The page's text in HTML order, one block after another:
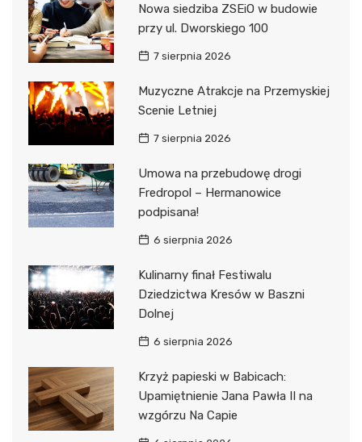
Nowa siedziba ZSEiO w budowie
przy ul. Dworskiego 100
7 sierpnia 2026
Muzyczne Atrakcje na Przemyskiej
Scenie Letniej
7 sierpnia 2026
Umowa na przebudowę drogi
Fredropol – Hermanowice
podpisana!
6 sierpnia 2026
Kulinarny finał Festiwalu
Dziedzictwa Kresów w Baszni
Dolnej
6 sierpnia 2026
Krzyż papieski w Babicach:
Upamiętnienie Jana Pawła II na
wzgórzu Na Capie